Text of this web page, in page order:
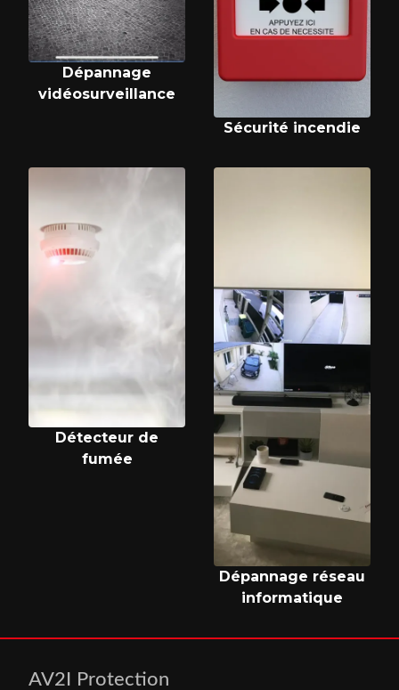
Dépannage
vidéosurveillance
Sécurité incendie
Détecteur de
fumée
Dépannage réseau
informatique
AV2I Protection